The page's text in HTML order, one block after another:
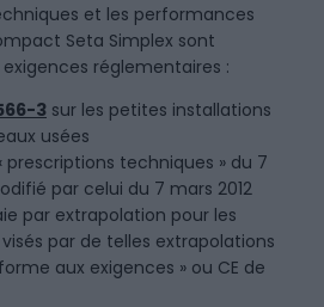
et les performances
Seta Simplex sont
réglementaires :
3 sur les petites installations
usées
prescriptions techniques » du 7
par celui du 7 mars 2012
par extrapolation pour les
par de telles extrapolations
aux exigences » ou CE de